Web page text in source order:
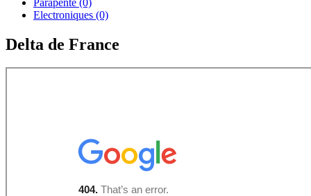
Electroniques (0)
Delta de France